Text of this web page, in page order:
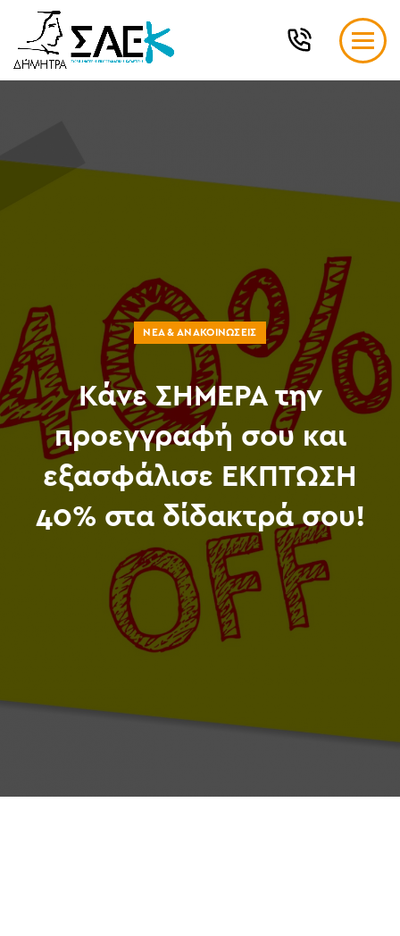
ΝΈΑ & ΑΝΑΚΟΙΝΏΣΕΙΣ
Κάνε ΣΗΜΕΡΑ την
προεγγραφή σου και
εξασφάλισε ΕΚΠΤΩΣΗ
40% στα δίδακτρά σου!